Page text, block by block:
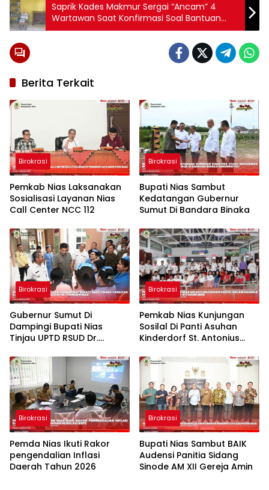
Saprik Kades Makmur Sergai “Ancam” 4
Wartawan Saat Konfirmasi Soal Bantuan
Perpustakaan RI
Berita Terkait
Birokrasi
Pemkab Nias Laksanakan
Sosialisasi Layanan Nias
Call Center NCC 112
Birokrasi
Bupati Nias Sambut
Kedatangan Gubernur
Sumut Di Bandara Binaka
Birokrasi
Gubernur Sumut Di
Dampingi Bupati Nias
Tinjau UPTD RSUD Dr.
Birokrasi
Pemkab Nias Kunjungan
Sosilal Di Panti Asuhan
Kinderdorf St. Antonius
Birokrasi
Pemda Nias Ikuti Rakor
pengendalian Inflasi
Daerah Tahun 2026
Birokrasi
Bupati Nias Sambut BAIK
Audensi Panitia Sidang
Sinode AM XII Gereja Amin